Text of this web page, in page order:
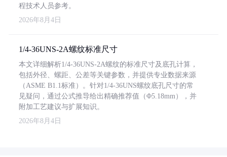
程技术人员参考。
2026年8月4日
1/4-36UNS-2A螺纹标准尺寸
本文详细解析1/4-36UNS-2A螺纹的标准尺寸及底孔计算，
包括外径、螺距、公差等关键参数，并提供专业数据来源
（ASME B1.1标准）。针对1/4-36UNS螺纹底孔尺寸的常
见疑问，通过公式推导给出精确推荐值（Φ5.18mm），并
附加工艺建议与扩展知识。
2026年8月4日